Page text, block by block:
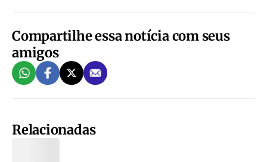
Compartilhe essa notícia com seus
amigos
Relacionadas